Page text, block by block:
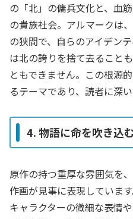
の「北」の傭兵文化と、血
の貴族社会。アルマークは
の狭間で、自らのアイデン
は北の誇りを捨て去ること
ともできません。この根源
るテーマであり、読者に深
4. 物語に命を吹き込
原作の持つ重厚な雰囲気を
作画が見事に表現していま
キャラクターの微細な表情